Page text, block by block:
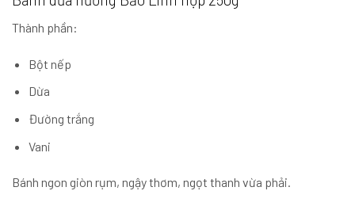
Thành phần:
Bột nếp
Dừa
Đường trắng
Vani
Bánh ngon giòn rụm, ngậy thơm, ngọt thanh vừa phải.